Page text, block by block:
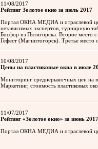
11/08/2017
Рейтинг Золотое окно за июль 2017
Портал ОКНА МЕДИА и отраслевой
независимых экспертов, турнирную
Босфор из Пятигорска. Второе место
Гефест (Магнитогорск). Третье место
10/08/2017
Цены на пластиковые окна в июле
Мониторинг среднерыночных цен на
Маркетинг, стоимость пластиковых
11/07/2017
Рейтинг «Золотое окно» за июнь 2017
Портал ОКНА МЕДИА и отраслевой